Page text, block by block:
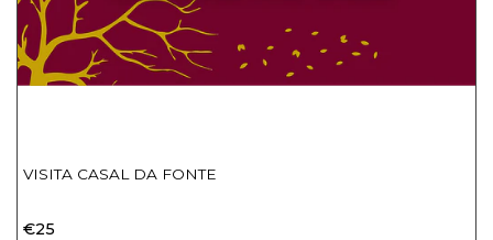
VISITA CASAL DA FONTE
€25